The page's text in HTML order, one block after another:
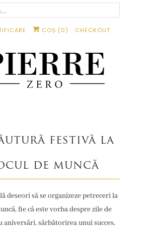
COȘ (0) CHECKOUT
festivă la
de muncă
deseori să se organizeze petreceri la
fie că este vorba despre zile de
aniversări, sărbătorirea unui succes,